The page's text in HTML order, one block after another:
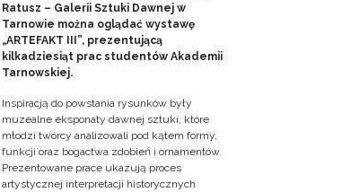
Ratusz – Galerii Sztuki Dawnej w
Tarnowie można oglądać wystawę
„ARTEFAKT III”, prezentującą
kilkadziesiąt prac studentów Akademii
Tarnowskiej.
Inspiracją do powstania rysunków były
muzealne eksponaty dawnej sztuki, które
młodzi twórcy analizowali pod kątem formy,
funkcji oraz bogactwa zdobień i ornamentów.
Prezentowane prace ukazują proces
artystycznej interpretacji historycznych